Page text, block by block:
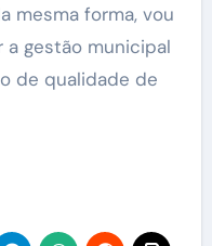
mesma forma, vou
a gestão municipal
de qualidade de